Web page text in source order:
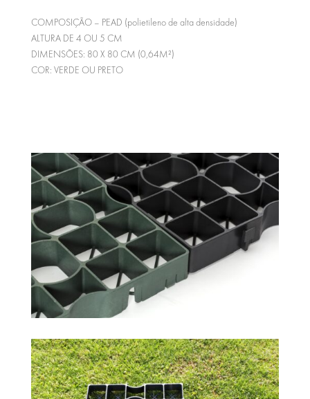
COMPOSIÇÃO – PEAD (polietileno de alta densidade)
ALTURA DE 4 OU 5 CM
DIMENSÕES: 80 X 80 CM (0,64M²)
COR: VERDE OU PRETO